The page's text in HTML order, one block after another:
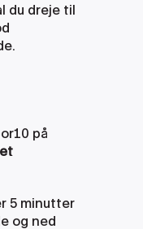
du dreje til
på
5 minutter
og ned